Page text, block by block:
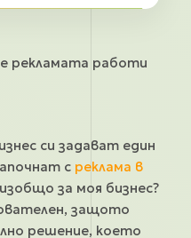
си задават един
с реклама в
за моя бизнес?
защото
решение, което